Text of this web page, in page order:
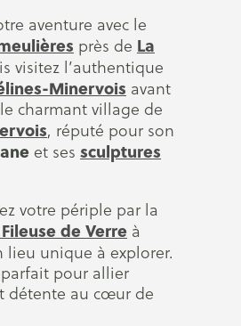
aventure avec le
près de La
visitez l’authentique
Minervois avant
charmant village de
, réputé pour son
et ses sculptures
votre périple par la
de Verre à
lieu unique à explorer.
pour allier
détente au cœur de